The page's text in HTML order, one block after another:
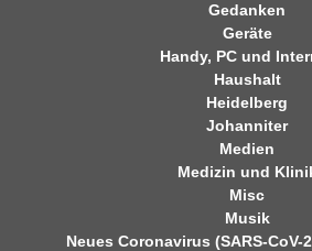
Gedanken
Geräte
Handy, PC und
Haushalt
Heidelberg
Johanniter
Medien
Medizin und
Misc
Musik
Neues Coronavirus (SARS-CoV-